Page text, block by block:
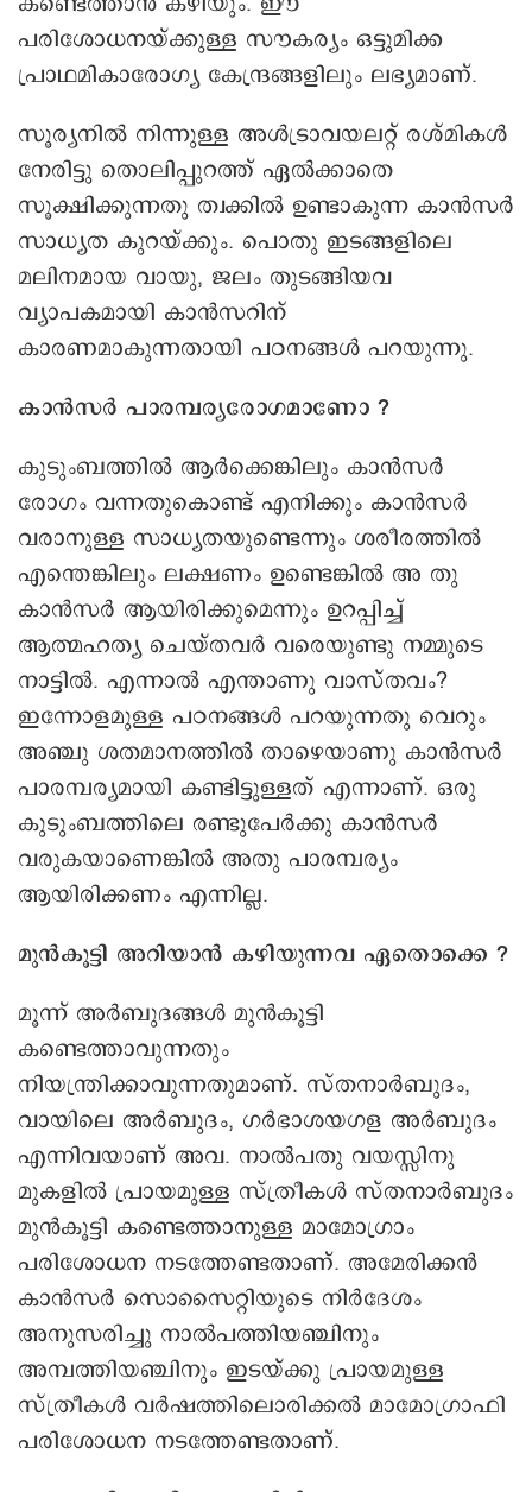
പരിശോധനയ്ക്കുള്ള സൗകര്യം ഒട്ടുമിക്ക
പ്രാഥമികാരോഗ്യ കേന്ദ്രങ്ങളിലും ലഭ്യമാണ്.
സൂര്യനിൽ നിന്നുള്ള അൾട്രാവയലറ്റ് രശ്മികൾ
നേരിട്ടു തൊലിപ്പുറത്ത് ഏൽക്കാതെ
സൂക്ഷിക്കുന്നതു ത്വക്കിൽ ഉണ്ടാകുന്ന കാൻസർ
സാധ്യത കുറയ്ക്കും. പൊതു ഇടങ്ങളിലെ
മലിനമായ വായു, ജലം തുടങ്ങിയവ
വ്യാപകമായി കാൻസറിന്
കാരണമാകുന്നതായി പഠനങ്ങൾ പറയുന്നു.
കാൻസർ പാരമ്പര്യരോഗമാണോ ?
കുടുംബത്തിൽ ആർക്കെങ്കിലും കാൻസർ
രോഗം വന്നതുകൊണ്ട് എനിക്കും കാൻസർ
വരാനുള്ള സാധ്യതയുണ്ടെന്നും ശരീരത്തിൽ
എന്തെങ്കിലും ലക്ഷണം ഉണ്ടെങ്കിൽ അ തു
കാൻസർ ആയിരിക്കുമെന്നും ഉറപ്പിച്ച്
ആത്മഹത്യ ചെയ്തവർ വരെയുണ്ടു നമ്മുടെ
നാട്ടിൽ. എന്നാൽ എന്താണു വാസ്തവം?
ഇന്നോളമുള്ള പഠനങ്ങൾ പറയുന്നതു വെറും
അഞ്ചു ശതമാനത്തിൽ താഴെയാണു കാൻസർ
പാരമ്പര്യമായി കണ്ടിട്ടുള്ളത് എന്നാണ്. ഒരു
കുടുംബത്തിലെ രണ്ടുപേർക്കു കാൻസർ
വരുകയാണെങ്കിൽ അതു പാരമ്പര്യം
ആയിരിക്കണം എന്നില്ല.
മുൻകൂട്ടി അറിയാൻ കഴിയുന്നവ ഏതൊക്കെ ?
മൂന്ന് അർബുദങ്ങൾ മുൻകൂട്ടി
കണ്ടെത്താവുന്നതും
നിയന്ത്രിക്കാവുന്നതുമാണ്. സ്തനാർബുദം,
വായിലെ അർബുദം, ഗർഭാശയഗള അർബുദം
എന്നിവയാണ് അവ. നാൽപതു വയസ്സിനു
മുകളിൽ പ്രായമുള്ള സ്ത്രീകൾ സ്തനാർബുദം
മുൻകൂട്ടി കണ്ടെത്താനുള്ള മാമോഗ്രാം
പരിശോധന നടത്തേണ്ടതാണ്. അമേരിക്കൻ
കാൻസർ സൊസൈറ്റിയുടെ നിർദേശം
അനുസരിച്ചു നാൽപത്തിയഞ്ചിനും
അമ്പത്തിയഞ്ചിനും ഇടയ്ക്കു പ്രായമുള്ള
സ്ത്രീകൾ വർഷത്തിലൊരിക്കൽ മാമോഗ്രാഫി
പരിശോധന നടത്തേണ്ടതാണ്.